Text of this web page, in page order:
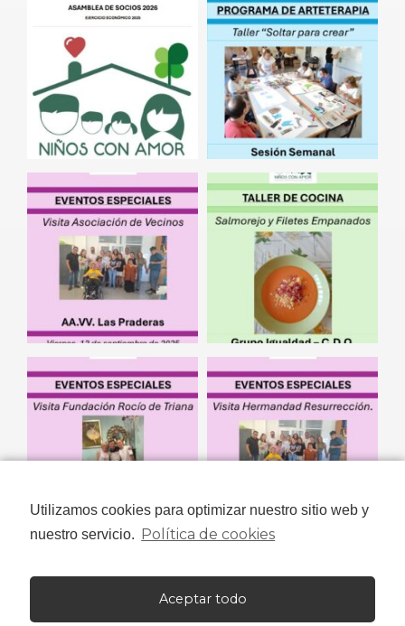
Utilizamos cookies para optimizar nuestro sitio web y
nuestro servicio. Política de cookies
Aceptar todo